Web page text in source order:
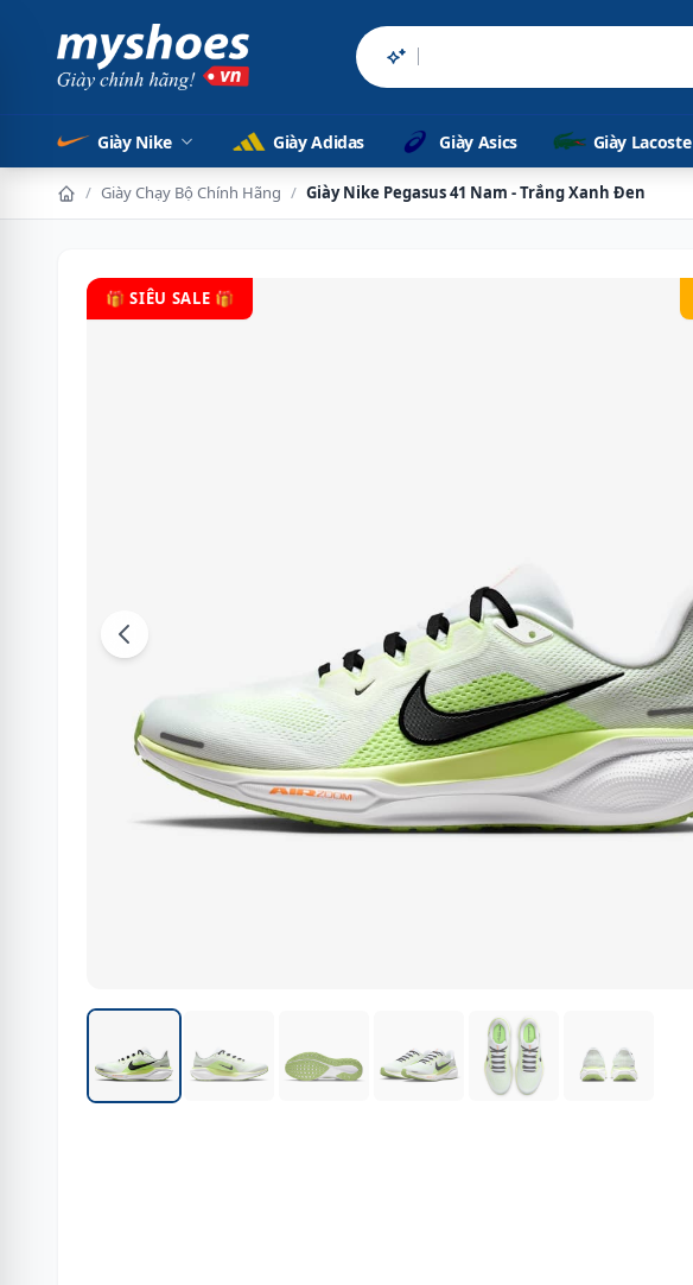
Sản phẩm chính
Giày Nike Giày Adidas Giày Asics Giày Lacoste
/ Giày Chạy Bộ Chính Hãng / Giày Nike Pegasus 41 Nam - Trắng Xanh Đen
🎁 SIÊU SALE 🎁